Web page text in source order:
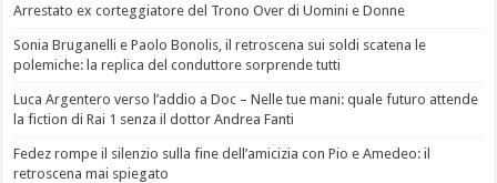
Arrestato ex corteggiatore del Trono Over di Uomini e Donne
Sonia Bruganelli e Paolo Bonolis, il retroscena sui soldi scatena le
polemiche: la replica del conduttore sorprende tutti
Luca Argentero verso l’addio a Doc – Nelle tue mani: quale futuro attende
la fiction di Rai 1 senza il dottor Andrea Fanti
Fedez rompe il silenzio sulla fine dell’amicizia con Pio e Amedeo: il
retroscena mai spiegato